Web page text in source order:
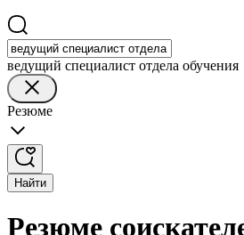
ведущий специалист отдела обучения
Резюме
Найти
Резюме